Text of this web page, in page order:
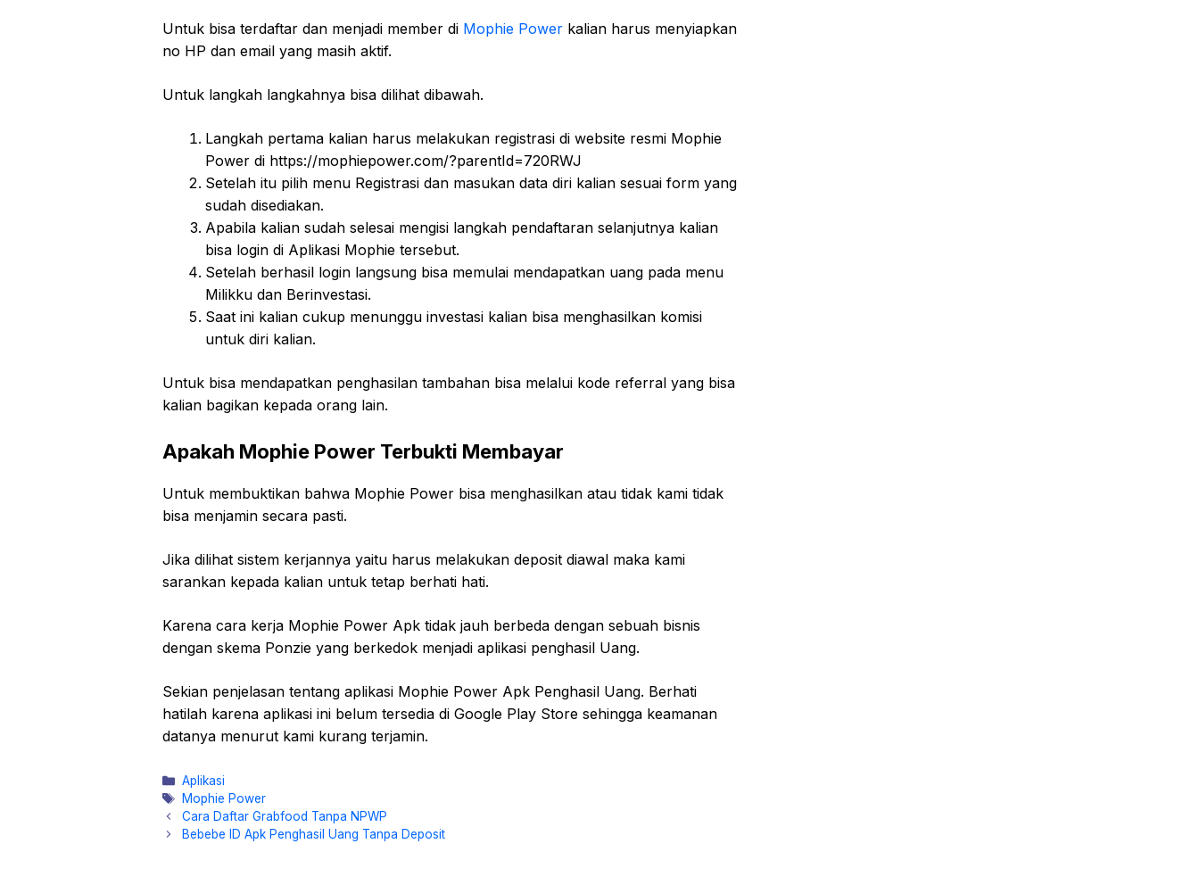
Untuk bisa terdaftar dan menjadi member di Mophie Power kalian harus menyiapkan
no HP dan email yang masih aktif.
Untuk langkah langkahnya bisa dilihat dibawah.
Langkah pertama kalian harus melakukan registrasi di website resmi Mophie
Power di https://mophiepower.com/?parentId=720RWJ
Setelah itu pilih menu Registrasi dan masukan data diri kalian sesuai form yang
sudah disediakan.
Apabila kalian sudah selesai mengisi langkah pendaftaran selanjutnya kalian
bisa login di Aplikasi Mophie tersebut.
Setelah berhasil login langsung bisa memulai mendapatkan uang pada menu
Milikku dan Berinvestasi.
Saat ini kalian cukup menunggu investasi kalian bisa menghasilkan komisi
untuk diri kalian.
Untuk bisa mendapatkan penghasilan tambahan bisa melalui kode referral yang bisa
kalian bagikan kepada orang lain.
Apakah Mophie Power Terbukti Membayar
Untuk membuktikan bahwa Mophie Power bisa menghasilkan atau tidak kami tidak
bisa menjamin secara pasti.
Jika dilihat sistem kerjannya yaitu harus melakukan deposit diawal maka kami
sarankan kepada kalian untuk tetap berhati hati.
Karena cara kerja Mophie Power Apk tidak jauh berbeda dengan sebuah bisnis
dengan skema Ponzie yang berkedok menjadi aplikasi penghasil Uang.
Sekian penjelasan tentang aplikasi Mophie Power Apk Penghasil Uang. Berhati
hatilah karena aplikasi ini belum tersedia di Google Play Store sehingga keamanan
datanya menurut kami kurang terjamin.
Kategori
Aplikasi
Tag
Mophie Power
Cara Daftar Grabfood Tanpa NPWP
Bebebe ID Apk Penghasil Uang Tanpa Deposit